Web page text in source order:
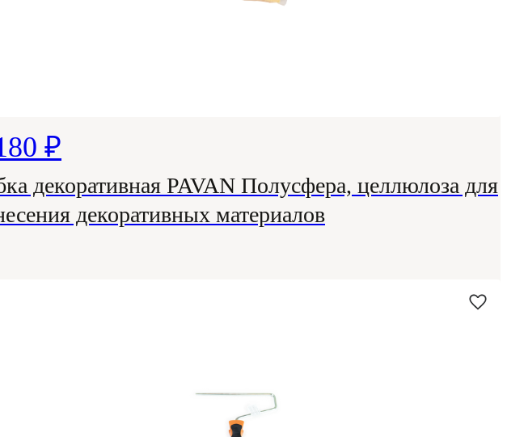
₽
декоративная PAVAN Полусфера, целлюлоза для
декоративных материалов